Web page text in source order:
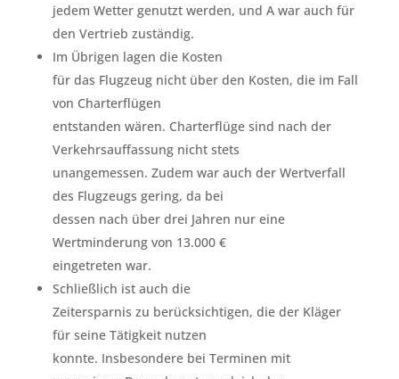
jedem Wetter genutzt werden, und A war auch für
den Vertrieb zuständig.
Im Übrigen lagen die Kosten
für das Flugzeug nicht über den Kosten, die im Fall
von Charterflügen
entstanden wären. Charterflüge sind nach der
Verkehrsauffassung nicht stets
unangemessen. Zudem war auch der Wertverfall
des Flugzeugs gering, da bei
dessen nach über drei Jahren nur eine
Wertminderung von 13.000 €
eingetreten war.
Schließlich ist auch die
Zeitersparnis zu berücksichtigen, die der Kläger
für seine Tätigkeit nutzen
konnte. Insbesondere bei Terminen mit